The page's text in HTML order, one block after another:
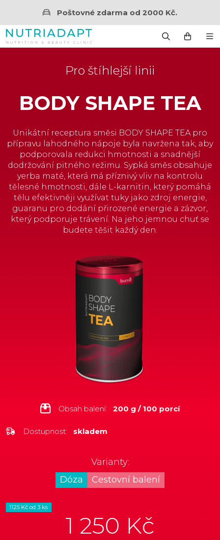
Poštovné zdarma od 2000 Kč.
Pro štíhlejší linii
BODY SHAPE TEA
Unikátní receptura směsi BODY SHAPE TEA pro
přípravu lahodného nápoje byla navržena tak, aby
podporovala redukci hmotnosti a snadnější
dodržování pitného režimu. Sypká směs obsahuje
yerba maté, která má příznivý vliv na kontrolu
tělesné hmotnosti, dále L-karnitin, který pomáhá
tělu efektivněji využívat tuky jako zdroj energie,
guaranu pro dodání přirozené energie a zázvor,
který podporuje trávení. Na jeho jemnou chuť se
budete těšit každý den.
Obsah balení: 200 g / 100 porcí
Dostupnost: skladem
Varianty:
Dóza
Cestovní balení
1125 Kč od 3 ks
1 250 Kč